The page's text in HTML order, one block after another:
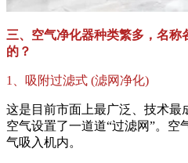
三、空气净化器种类繁多，名
的？
1、吸附过滤式 (滤网净化)
这是目前市面上最广泛、技术最
空气设置了一道道“过滤网”。空
气吸入机内。